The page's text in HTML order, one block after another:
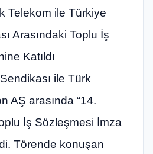
Telekom ile Türkiye
Arasındaki Toplu İş
Katıldı
ile Türk
AŞ arasında “14.
İş Sözleşmesi İmza
Törende konuşan